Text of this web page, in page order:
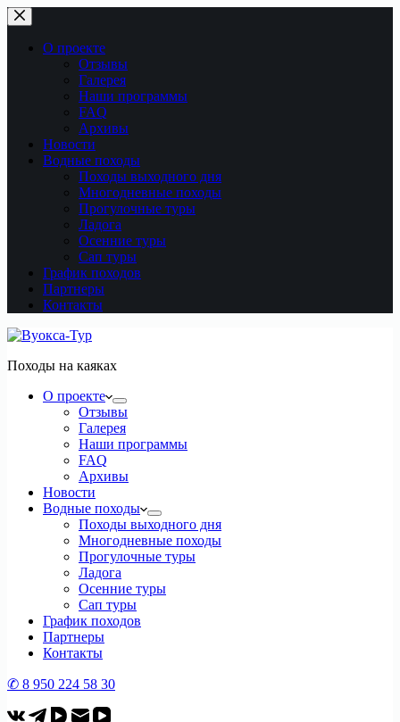
Перейти
к
сути
О проекте
Отзывы
Галерея
Наши программы
FAQ
Архивы
Новости
Водные походы
Походы выходного дня
Многодневные походы
Прогулочные туры
Ладога
Осенние туры
Сап туры
График походов
Партнеры
Контакты
Походы на каяках
О проекте
Отзывы
Галерея
Наши программы
FAQ
Архивы
Новости
Водные походы
Походы выходного дня
Многодневные походы
Прогулочные туры
Ладога
Осенние туры
Сап туры
График походов
Партнеры
Контакты
✆ 8 950 224 58 30